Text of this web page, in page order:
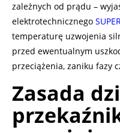
zależnych od prądu –
elektrotechnicznego
temperaturę uzwojenia
przed ewentualnym
przeciążenia, zaniku fazy
Zasada